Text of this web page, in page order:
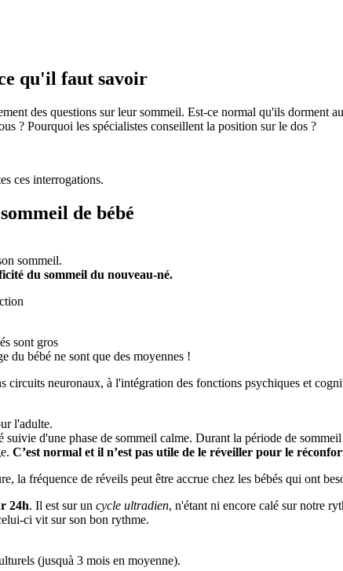
qu'il faut savoir
des questions sur leur sommeil. Est-ce normal qu'ils dorment
? Pourquoi les spécialistes conseillent la position sur le dos ?
ces interrogations.
de bébé
sommeil.
du sommeil du nouveau-né.
sont gros
du bébé ne sont que des moyennes !
circuits neuronaux, à l'intégration des fonctions psychiques et
l'adulte.
d'une phase de sommeil calme. Durant la période de
C’est normal et il n’est pas utile de le réveiller pour le
la fréquence de réveils peut être accrue chez les bébés qui ont
24h. Il est sur un cycle ultradien, n'étant ni encore calé sur notre
ci vit sur son bon rythme.
(jusquà 3 mois en moyenne).